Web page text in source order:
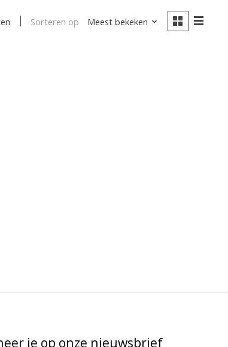
Sorteren op Meest bekeken
je op onze nieuwsbrief